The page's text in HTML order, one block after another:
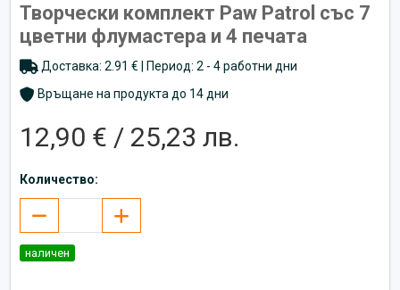
Творчески комплект Paw Patrol със 7
цветни флумастера и 4 печата
Доставка: 2.91 € | Период: 2 - 4 работни дни
Връщане на продукта до 14 дни
12,90 € / 25,23 лв.
Количество:
наличен